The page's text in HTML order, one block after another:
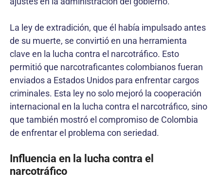
La ley de extradición, que él había impulsado antes
de su muerte, se convirtió en una herramienta
clave en la lucha contra el narcotráfico. Esto
permitió que narcotraficantes colombianos fueran
enviados a Estados Unidos para enfrentar cargos
criminales. Esta ley no solo mejoró la cooperación
internacional en la lucha contra el narcotráfico, sino
que también mostró el compromiso de Colombia
de enfrentar el problema con seriedad.
Influencia en la lucha contra el
narcotráfico